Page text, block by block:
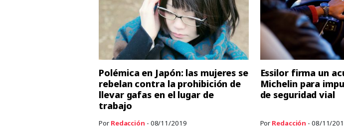
Polémica en Japón: las mujeres se
rebelan contra la prohibición de
llevar gafas en el lugar de
trabajo
Por Redacción - 08/11/2019
Essilor firma un
Michelin para
de seguridad vial
Por Redacción - 08/11/